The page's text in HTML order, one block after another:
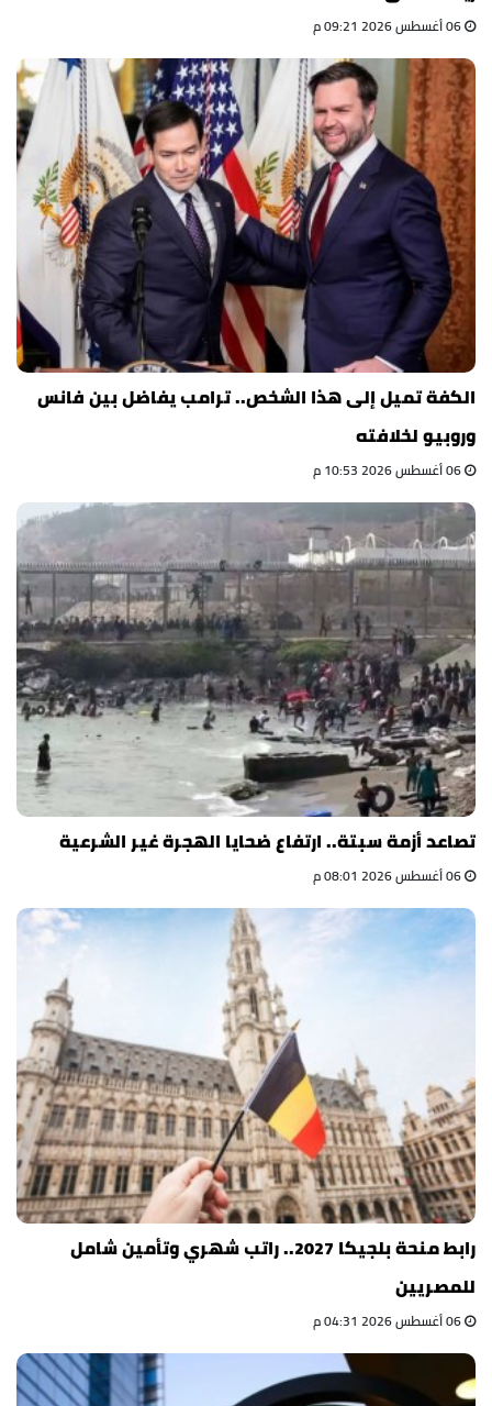
الكفة تميل إلى هذا الشخص.. ترامب يفاضل بين فانس
وروبيو لخلافته
تصاعد أزمة سبتة.. ارتفاع ضحايا الهجرة غير الشرعية
رابط منحة بلجيكا 2027.. راتب شهري وتأمين شامل
للمصريين